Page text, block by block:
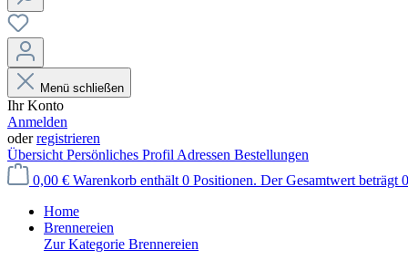
Menü schließen
Ihr Konto
Anmelden
oderregistrieren
Übersicht Persönliches Profil Adressen Bestellungen
0,00 € Warenkorb enthält 0 Positionen. Der Gesamtwert beträgt
Home
Brennereien
Zur Kategorie Brennereien